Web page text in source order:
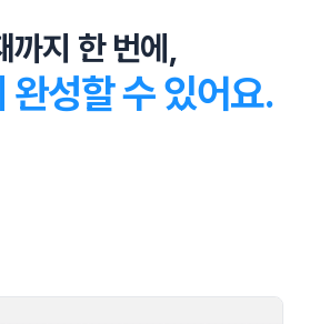
까지 한 번에,
완성할 수 있어요.